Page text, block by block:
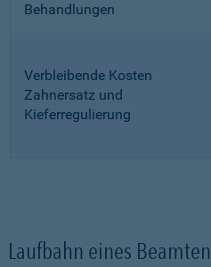
Behandlungen
Verbleibende Kosten
Zahnersatz und
Kieferregulierung
Laufbahn eines Beamten